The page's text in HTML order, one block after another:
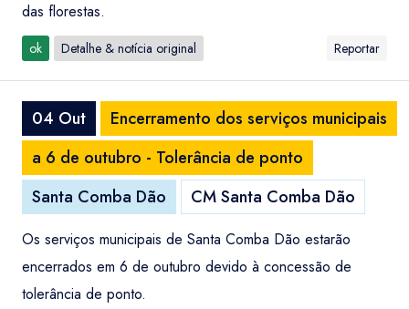
das florestas.
ok Detalhe & notícia original Reportar
04 Out
Encerramento dos serviços municipais
a 6 de outubro - Tolerância de ponto
Santa Comba Dão
CM Santa Comba Dão
Os serviços municipais de Santa Comba Dão estarão
encerrados em 6 de outubro devido à concessão de
tolerância de ponto.